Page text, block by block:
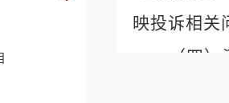
映投诉相关
（四